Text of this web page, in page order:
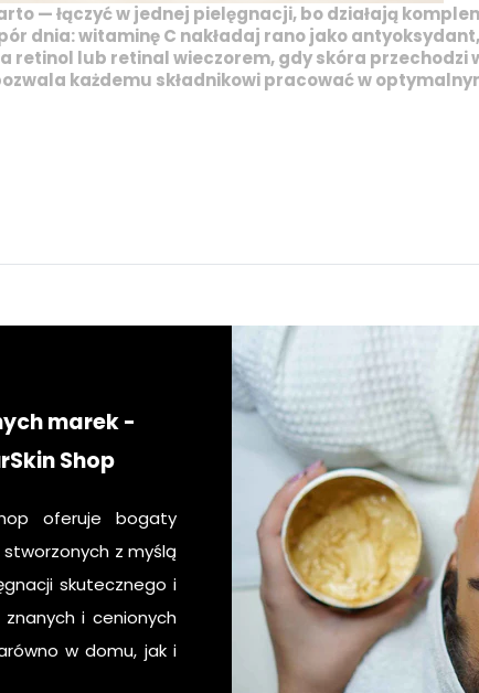
— łączyć w jednej pielęgnacji, bo działają
dnia:witaminę C nakładaj rano jako
retinol lub retinalwieczorem, gdy skóra przechodzi
każdemu składnikowi pracować w
marek -
Shop
oferuje bogaty
z myślą
skutecznego i
i cenionych
w domu, jak i